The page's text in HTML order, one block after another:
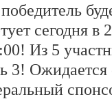
сегодня в
Из 5
3! Ожидается